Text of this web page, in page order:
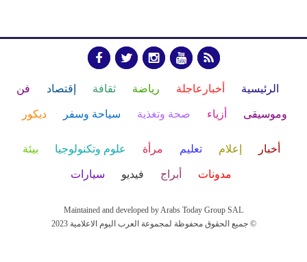
الرئيسية أخبارعاجلة رياضة ثقافة إقتصاد فن
وموسيقى أزياء صحة وتغذية سياحة وسفر ديكور
أخبار إعلام تعليم مرأة علوم وتكنولوجيا بيئة
مدونات أبراج فيديو سيارات
Maintained and developed by Arabs Today Group SAL
جميع الحقوق محفوظة لمجموعة العرب اليوم الاعلامية 2023 ©